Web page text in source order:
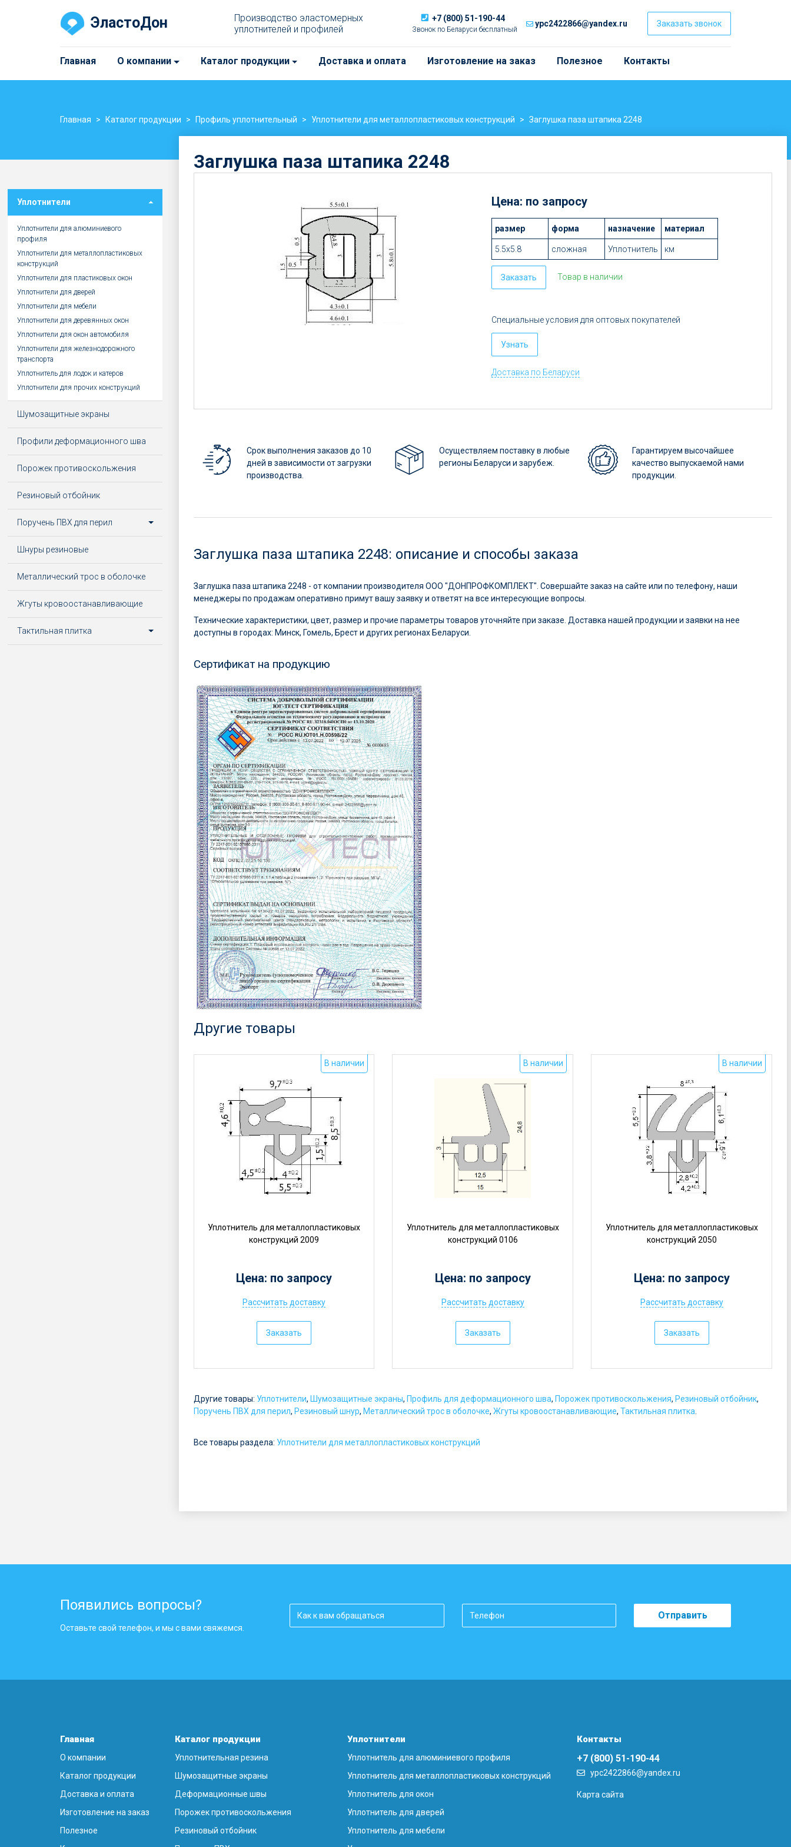
ЭластоДон
Производство эластомерных
уплотнителей и профилей
+7 (800) 51-190-44
Звонок по Беларуси бесплатный
ypc2422866@yandex.ru Заказать звонок
Главная О компании Каталог продукции Доставка и оплата Изготовление на заказ Полезное Контакты
Главная Каталог продукции Профиль уплотнительный Уплотнители для металлопластиковых конструкций Заглушка паза штапика 2248
Заглушка паза штапика 2248
Цена: по запросу
Цена:
от
5
руб.
размер форма назначение материал
5.5х5.8 сложная Уплотнитель км
Заказать Товар в наличии
Специальные условия для оптовых покупателей
Узнать
Доставка по Беларуси
Срок выполнения заказов до 10
дней в зависимости от загрузки
производства.
Осуществляем поставку в любые
регионы Беларуси и зарубеж.
Гарантируем высочайшее
качество выпускаемой нами
продукции.
Заглушка паза штапика 2248: описание и способы заказа
Заглушка паза штапика 2248 - от компании производителя ООО "ДОНПРОФКОМПЛЕКТ". Совершайте заказ на сайте или по телефону, наши
менеджеры по продажам оперативно примут вашу заявку и ответят на все интересующие вопросы.
Технические характеристики, цвет, размер и прочие параметры товаров уточняйте при заказе. Доставка нашей продукции и заявки на нее
доступны в городах: Минск, Гомель, Брест и других регионах Беларуси.
Сертификат на продукцию
Другие товары
В наличии
Уплотнитель для металлопластиковых
конструкций 2009
Цена: по запросу
о
т
р
Рассчитать доставку
Заказать
В наличии
Уплотнитель для металлопластиковых
конструкций 0106
Цена: по запросу
о
т
р
Рассчитать доставку
Заказать
В наличии
Уплотнитель для металлопластиковых
конструкций 2050
Цена: по запросу
о
т
Рассчитать доставку
Заказать
Другие товары: Уплотнители, Шумозащитные экраны, Профиль для деформационного шва, Порожек противоскольжения, Резиновый отбойник,
Поручень ПВХ для перил, Резиновый шнур, Металлический трос в оболочке, Жгуты кровоостанавливающие, Тактильная плитка.
Все товары раздела: Уплотнители для металлопластиковых конструкций
Уплотнители
Уплотнители для алюминиевого
профиля
Уплотнители для металлопластиковых
конструкций
Уплотнители для пластиковых окон
Уплотнители для дверей
Уплотнители для мебели
Уплотнители для деревянных окон
Уплотнители для окон автомобиля
Уплотнители для железнодорожного
транспорта
Уплотнитель для лодок и катеров
Уплотнители для прочих конструкций
Шумозащитные экраны
Профили деформационного шва
Порожек противоскольжения
Резиновый отбойник
Поручень ПВХ для перил
Шнуры резиновые
Металлический трос в оболочке
Жгуты кровоостанавливающие
Тактильная плитка
Появились вопросы?
Оставьте свой телефон, и мы с вами свяжемся.
Отправить
Главная
О компании
Каталог продукции
Доставка и оплата
Изготовление на заказ
Полезное
Каталог продукции
Уплотнительная резина
Шумозащитные экраны
Деформационные швы
Порожек противоскольжения
Резиновый отбойник
Уплотнители
Уплотнитель для алюминиевого профиля
Уплотнитель для металлопластиковых конструкций
Уплотнитель для окон
Уплотнитель для дверей
Уплотнитель для мебели
Контакты
+7 (800) 51-190-44
ypc2422866@yandex.ru
Карта сайта